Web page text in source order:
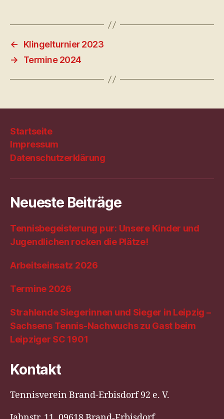
←
Klingelturnier 2023
→
Termine 2024
Startseite
Impressum
Datenschutzerklärung
Neueste Beiträge
Tennisbegeisterung pur: Unsere Kinder und
Jugendlichen rocken die Plätze!
Arbeitseinsatz 2026
Termine 2026
Strahlende Siegerinnen und Sieger in Leipzig –
Sachsens Tennis-Nachwuchs zu Gast beim
Leipziger SC 1901
Kontakt
Tennisverein Brand-Erbisdorf 92 e. V.